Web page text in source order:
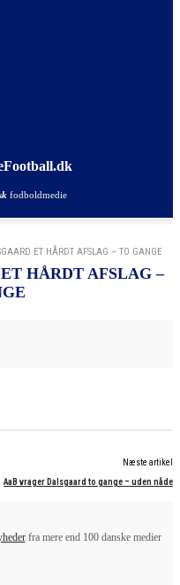
fodboldmedie
ET HÅRDT AFSLAG – TO GANGE
HÅRDT AFSLAG –
Næste artikel
AaB vrager Dalsgaard to gange – uden nåde
fra mere end 100 danske medier